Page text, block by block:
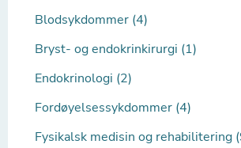
Blodsykdommer (4)
Bryst- og endokrinkirurgi (1)
Endokrinologi (2)
Fordøyelsessykdommer (4)
Fysikalsk medisin og rehabilitering